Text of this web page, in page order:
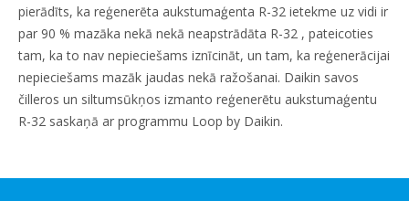
pierādīts, ka reģenerēta aukstumaģenta R-32 ietekme uz vidi ir
par 90 % mazāka nekā nekā neapstrādāta R-32 , pateicoties
tam, ka to nav nepieciešams iznīcināt, un tam, ka reģenerācijai
nepieciešams mazāk jaudas nekā ražošanai. Daikin savos
čilleros un siltumsūkņos izmanto reģenerētu aukstumaģentu
R-32 saskaņā ar programmu Loop by Daikin.